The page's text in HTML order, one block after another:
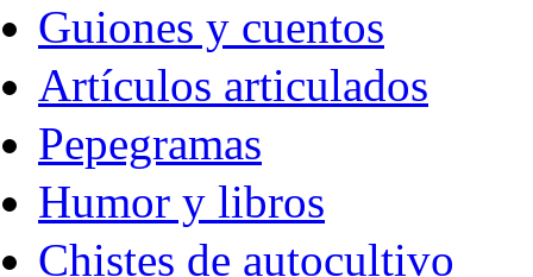
Guiones y cuentos
Artículos articulados
Pepegramas
Humor y libros
Chistes de autocultivo